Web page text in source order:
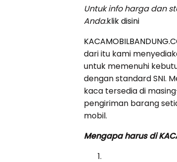
Untuk info harga dan
Anda.klik disini
dari itu kami
untuk memenuhi
dengan standard SNI.
kaca tersedia di
pengiriman barang
mobil.
Mengapa harus di